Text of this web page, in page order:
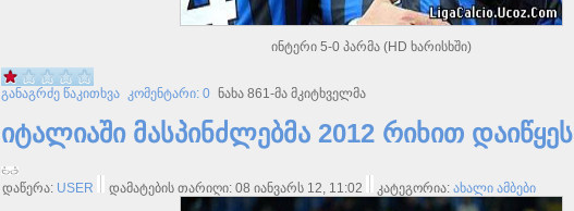
ინტერი 5-0 პარმა (HD ხარისხში)
განაგრძე წაკითხვა კომენტარი: 0 ნახა 861-მა მკიტხველმა
იტალიაში მასპინძლებმა 2012 რიხით დაიწყეს
დაწერა: USER დამატების თარიღი: 08 იანვარს 12, 11:02 კატეგორია: ახალი ამბები